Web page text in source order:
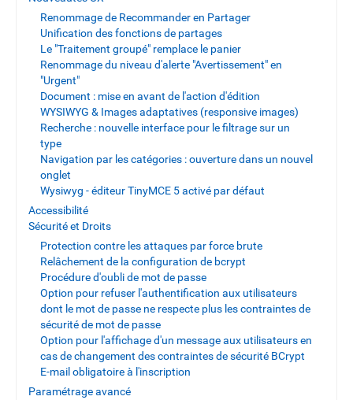
Renommage de Recommander en Partager
Unification des fonctions de partages
Le "Traitement groupé" remplace le panier
Renommage du niveau d'alerte "Avertissement" en
"Urgent"
Document : mise en avant de l'action d'édition
WYSIWYG & Images adaptatives (responsive images)
Recherche : nouvelle interface pour le filtrage sur un
type
Navigation par les catégories : ouverture dans un nouvel
onglet
Wysiwyg - éditeur TinyMCE 5 activé par défaut
Accessibilité
Sécurité et Droits
Protection contre les attaques par force brute
Relâchement de la configuration de bcrypt
Procédure d'oubli de mot de passe
Option pour refuser l'authentification aux utilisateurs
dont le mot de passe ne respecte plus les contraintes de
sécurité de mot de passe
Option pour l'affichage d'un message aux utilisateurs en
cas de changement des contraintes de sécurité BCrypt
E-mail obligatoire à l'inscription
Paramétrage avancé